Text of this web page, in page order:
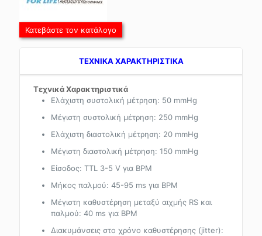
Κατεβάστε τον κατάλογο
TEXNIKA ΧΑΡΑΚΤΗΡΙΣΤΙΚΑ
Τεχνικά Χαρακτηριστικά
Ελάχιστη συστολική μέτρηση: 50 mmHg
Μέγιστη συστολική μέτρηση: 250 mmHg
Ελάχιστη διαστολική μέτρηση: 20 mmHg
Μέγιστη διαστολική μέτρηση: 150 mmHg
Είσοδος: TTL 3-5 V για BPM
Μήκος παλμού: 45-95 ms για BPM
Μέγιστη καθυστέρηση μεταξύ αιχμής RS και
παλμού: 40 ms για BPM
Διακυμάνσεις στο χρόνο καθυστέρησης (jitter):